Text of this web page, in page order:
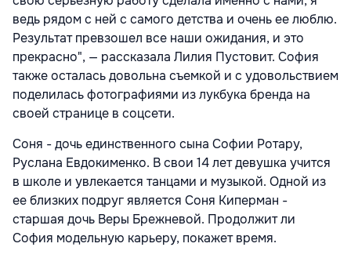
ведь рядом с ней с самого детства и очень ее люблю.
Результат превзошел все наши ожидания, и это
прекрасно", — рассказала Лилия Пустовит. София
также осталась довольна съемкой и с удовольствием
поделилась фотографиями из лукбука бренда на
своей странице в соцсети.
Соня - дочь единственного сына Софии Ротару,
Руслана Евдокименко. В свои 14 лет девушка учится
в школе и увлекается танцами и музыкой. Одной из
ее близких подруг является Соня Киперман -
старшая дочь Веры Брежневой. Продолжит ли
София модельную карьеру, покажет время.